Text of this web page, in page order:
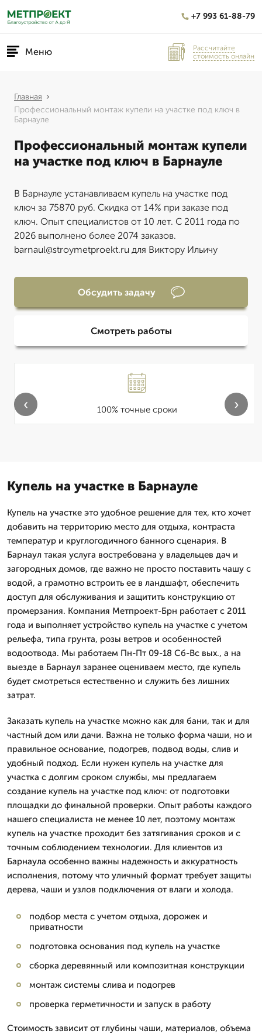
+7 993 61-88-79
Меню
Рассчитайте
стоимость онлайн
Главная
Профессиональный монтаж купели на участке под ключ в
Барнауле
Профессиональный монтаж купели
на участке под ключ в Барнауле
В Барнауле устанавливаем купель на участке под
ключ за 75870 руб. Скидка от 14% при заказе под
ключ. Опыт специалистов от 10 лет. С 2011 года по
2026 выполнено более 2074 заказов.
barnaul@stroymetproekt.ru для Виктору Ильичу
Обсудить задачу
Смотреть работы
100% точные сроки
‹ ›
Купель на участке в Барнауле
Купель на участке это удобное решение для тех, кто хочет
добавить на территорию место для отдыха, контраста
температур и круглогодичного банного сценария. В
Барнаул такая услуга востребована у владельцев дач и
загородных домов, где важно не просто поставить чашу с
водой, а грамотно встроить ее в ландшафт, обеспечить
доступ для обслуживания и защитить конструкцию от
промерзания. Компания Метпроект-Брн работает с 2011
года и выполняет устройство купель на участке с учетом
рельефа, типа грунта, розы ветров и особенностей
водоотвода. Мы работаем Пн-Пт 09-18 Сб-Вс вых., а на
выезде в Барнаул заранее оцениваем место, где купель
будет смотреться естественно и служить без лишних
затрат.
Заказать купель на участке можно как для бани, так и для
частный дом или дачи. Важна не только форма чаши, но и
правильное основание, подогрев, подвод воды, слив и
удобный подход. Если нужен купель на участке для
участка с долгим сроком службы, мы предлагаем
создание купель на участке под ключ: от подготовки
площадки до финальной проверки. Опыт работы каждого
нашего специалиста не менее 10 лет, поэтому монтаж
купель на участке проходит без затягивания сроков и с
точным соблюдением технологии. Для клиентов из
Барнаула особенно важны надежность и аккуратность
исполнения, потому что уличный формат требует защиты
дерева, чаши и узлов подключения от влаги и холода.
подбор места с учетом отдыха, дорожек и
приватности
подготовка основания под купель на участке
сборка деревянный или композитная конструкции
монтаж системы слива и подогрев
проверка герметичности и запуск в работу
Стоимость зависит от глубины чаши, материалов, объема